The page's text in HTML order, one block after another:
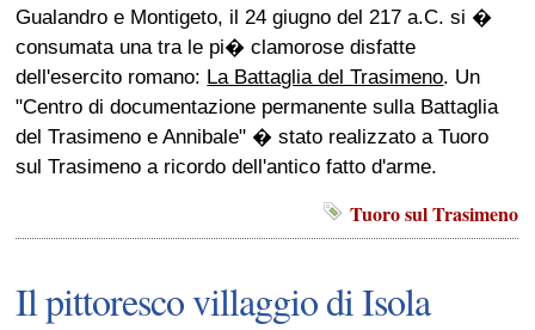
Gualandro e Montigeto, il 24 giugno del 217 a.C. si �
consumata una tra le pi� clamorose disfatte
dell'esercito romano: La Battaglia del Trasimeno. Un
"Centro di documentazione permanente sulla Battaglia
del Trasimeno e Annibale" � stato realizzato a Tuoro
sul Trasimeno a ricordo dell'antico fatto d'arme.
Tuoro sul Trasimeno
Il pittoresco villaggio di Isola